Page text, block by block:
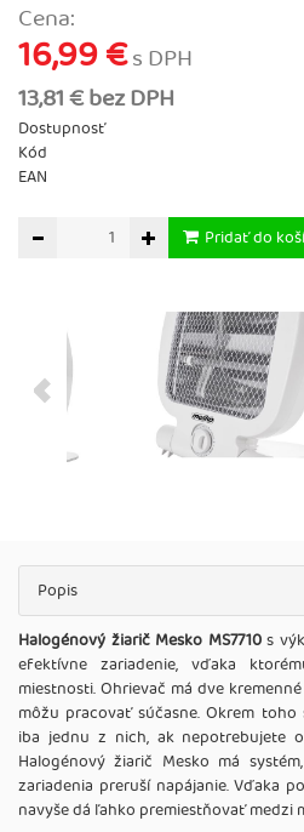
Cena:
16,99 €s DPH
13,81 € bez DPH
Dostupnosť
Kód
EAN
Pridať do
Popis
Halogénový žiarič Mesko MS7710s
efektívne zariadenie, vďaka
miestnosti. Ohrievač má dve
môžu pracovať súčasne. Okrem
iba jednu z nich, ak nepotrebujete
Halogénový žiarič Mesko má
zariadenia preruší napájanie. Vďaka
navyše dá ľahko premiestňovať medzi